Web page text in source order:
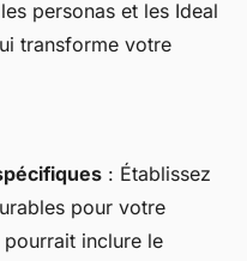
personas et les Ideal
transforme votre
: Établissez
pour votre
inclure le